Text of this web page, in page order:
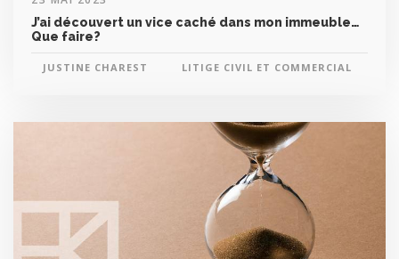
J’ai découvert un vice caché dans mon immeuble…
Que faire?
JUSTINE CHAREST LITIGE CIVIL ET COMMERCIAL